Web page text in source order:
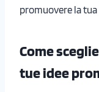
promuovere la
Come
tue idee